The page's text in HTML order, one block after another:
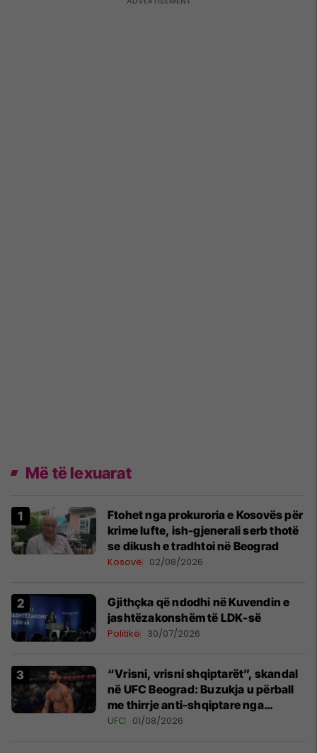
Më të lexuarat
Ftohet nga prokuroria e Kosovës për
krime lufte, ish-gjenerali serb thotë
se dikush e tradhtoi në Beograd
Kosovë 02/08/2026
Gjithçka që ndodhi në Kuvendin e
jashtëzakonshëm të LDK-së
Politikë 30/07/2026
“Vrisni, vrisni shqiptarët”, skandal
në UFC Beograd: Buzukja u përball
me thirrje anti-shqiptare nga
tribunat
UFC 01/08/2026